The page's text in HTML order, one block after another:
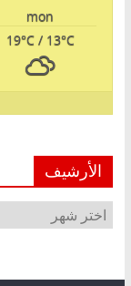
mon
19°C/ 13°C
الأرشيف
الأرشيف